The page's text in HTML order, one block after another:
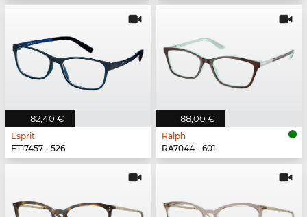
82,40 €
Esprit
ET17457 - 526
88,00 €
Ralph
RA7044 - 601